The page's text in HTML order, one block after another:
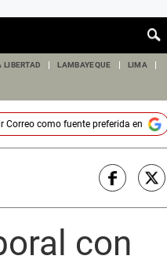
LIBERTAD LAMBAYEQUE LIMA
Correocomo fuente preferida en
con